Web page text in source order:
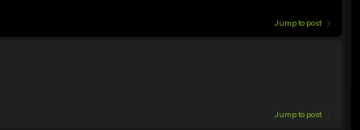
Jump to post
Jump to post